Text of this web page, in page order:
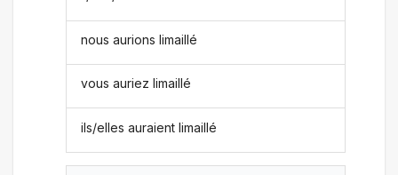
nous aurions limaillé
vous auriez limaillé
ils/elles auraient limaillé